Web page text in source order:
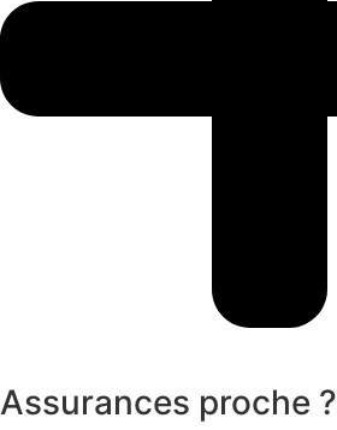
Assurances proche ?